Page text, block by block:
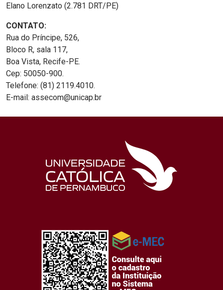
Elano Lorenzato (2.781 DRT/PE)
CONTATO:
Rua do Príncipe, 526,
Bloco R, sala 117,
Boa Vista, Recife-PE.
Cep: 50050-900.
Telefone: (81) 2119.4010.
E-mail: assecom@unicap.br